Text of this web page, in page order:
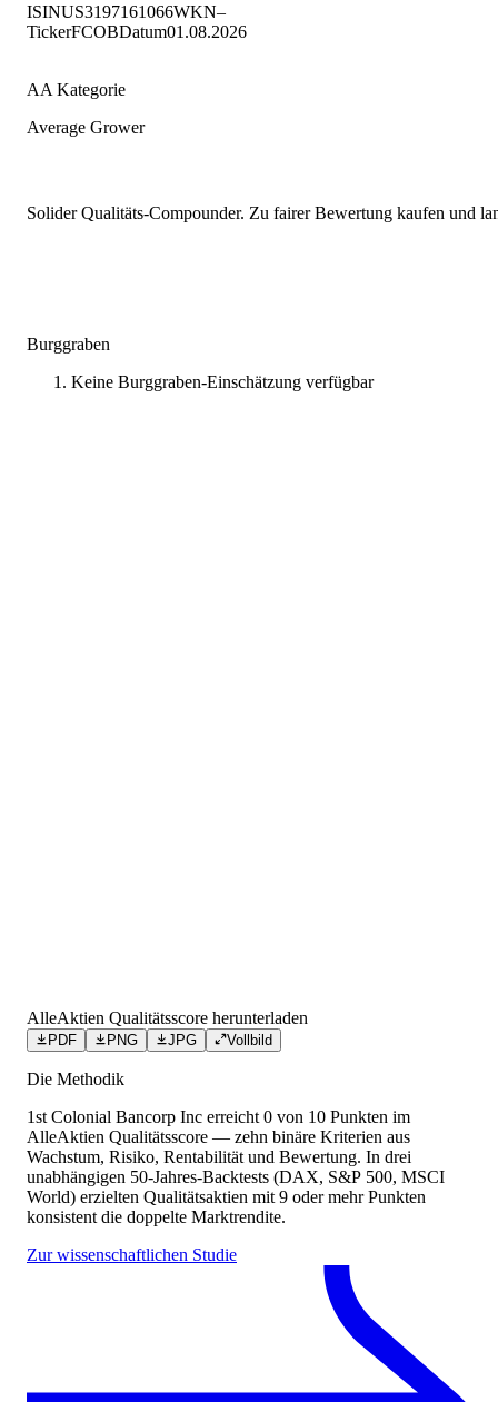
ISINUS3197161066WKN–
TickerFCOBDatum01.08.2026
AA Kategorie
Average Grower
Solider Qualitäts-Compounder. Zu fairer Bewertung kaufen und
Burggraben
Keine Burggraben-Einschätzung verfügbar
AlleAktien Qualitätsscore herunterladen
PDF PNG JPG Vollbild
Die Methodik
1st Colonial Bancorp Inc erreicht 0 von 10 Punkten im
AlleAktien Qualitätsscore — zehn binäre Kriterien aus
Wachstum, Risiko, Rentabilität und Bewertung. In drei
unabhängigen 50-Jahres-Backtests (DAX, S&P 500, MSCI
World) erzielten Qualitätsaktien mit 9 oder mehr Punkten
konsistent die doppelte Marktrendite.
Zur wissenschaftlichen Studie